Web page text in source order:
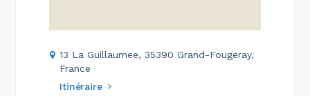
13 La Guillaumee, 35390 Grand-Fougeray,
France
Itinéraire